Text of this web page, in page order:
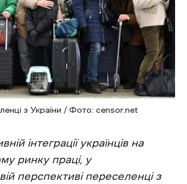
з України / Фото: censor.net
інтеграції українців на
ринку праці, у
перспективі переселенці з